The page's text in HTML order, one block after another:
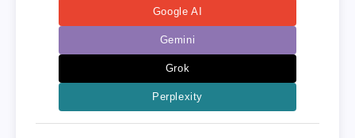
Google AI
Gemini
Grok
Perplexity